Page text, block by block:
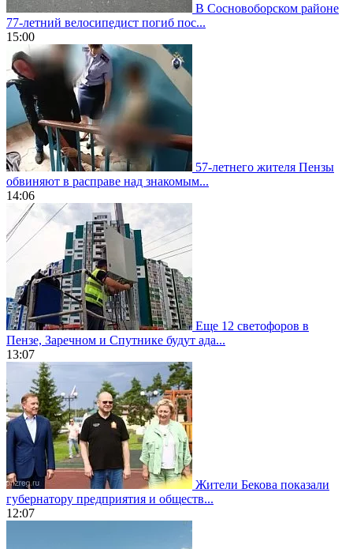
В Сосновоборском районе
77-летний велосипедист погиб пос...
15:00
57-летнего жителя Пензы
обвиняют в расправе над знакомым...
14:06
Еще 12 светофоров в
Пензе, Заречном и Спутнике будут ада...
13:07
Жители Бекова показали
губернатору предприятия и обществ...
12:07